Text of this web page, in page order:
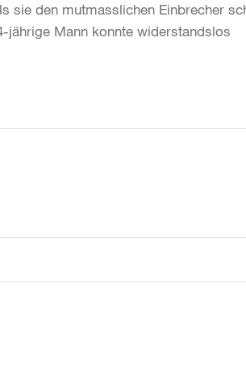
sie den mutmasslichen Einbrecher
jährige Mann konnte widerstandslos